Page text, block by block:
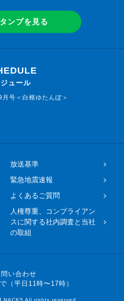
ンプを見る
ュール
号＜白根ゆたんぽ＞
放送基準
緊急地震速報
よくあるご質問
人権尊重、コンプライアン
スに関する社内調査と当社
の取組
い合わせ
（平日11時〜17時）
All rights reserved.